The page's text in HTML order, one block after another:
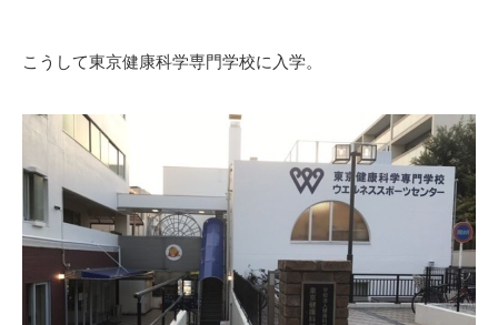
こうして東京健康科学専門学校に入学。